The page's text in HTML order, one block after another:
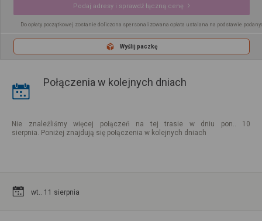
Podaj adresy i sprawdź łączną cenę
Do opłaty początkowej zostanie doliczona spersonalizowana opłata ustalana na podstawie
Wyślij paczkę
Połączenia w kolejnych dniach
Nie znaleźliśmy więcej połączeń na tej trasie w dniu pon.. 10
sierpnia. Poniżej znajdują się połączenia w kolejnych dniach
wt.. 11 sierpnia